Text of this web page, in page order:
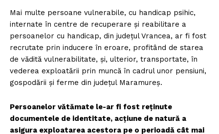
Mai multe persoane vulnerabile, cu handicap psihic,
internate în centre de recuperare și reabilitare a
persoanelor cu handicap, din județul Vrancea, ar fi fost
recrutate prin inducere în eroare, profitând de starea
de vădită vulnerabilitate, și, ulterior, transportate, în
vederea exploatării prin muncă în cadrul unor pensiuni,
gospodării și ferme din județul Maramureș.
Persoanelor vătămate le-ar fi fost reținute
documentele de identitate, acțiune de natură a
asigura exploatarea acestora pe o perioadă cât mai